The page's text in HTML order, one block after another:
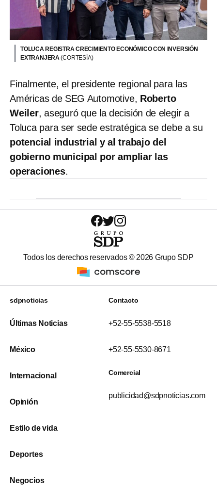
TOLUCA REGISTRA CRECIMIENTO ECONÓMICO CON INVERSIÓN
EXTRANJERA(CORTESÍA)
Finalmente, el presidente regional para las
Américas de SEG Automotive, Roberto
Weiler, aseguró que la decisión de elegir a
Toluca para ser sede estratégica se debe a su
potencial industrial y al trabajo del
gobierno municipal por ampliar las
operaciones.
Todos los derechos reservados © 2026 Grupo SDP
sdpnoticias
Últimas Noticias
México
Internacional
Opinión
Estilo de vida
Deportes
Negocios
Contacto
+52-55-5538-5518
+52-55-5530-8671
Comercial
publicidad@sdpnoticias.com